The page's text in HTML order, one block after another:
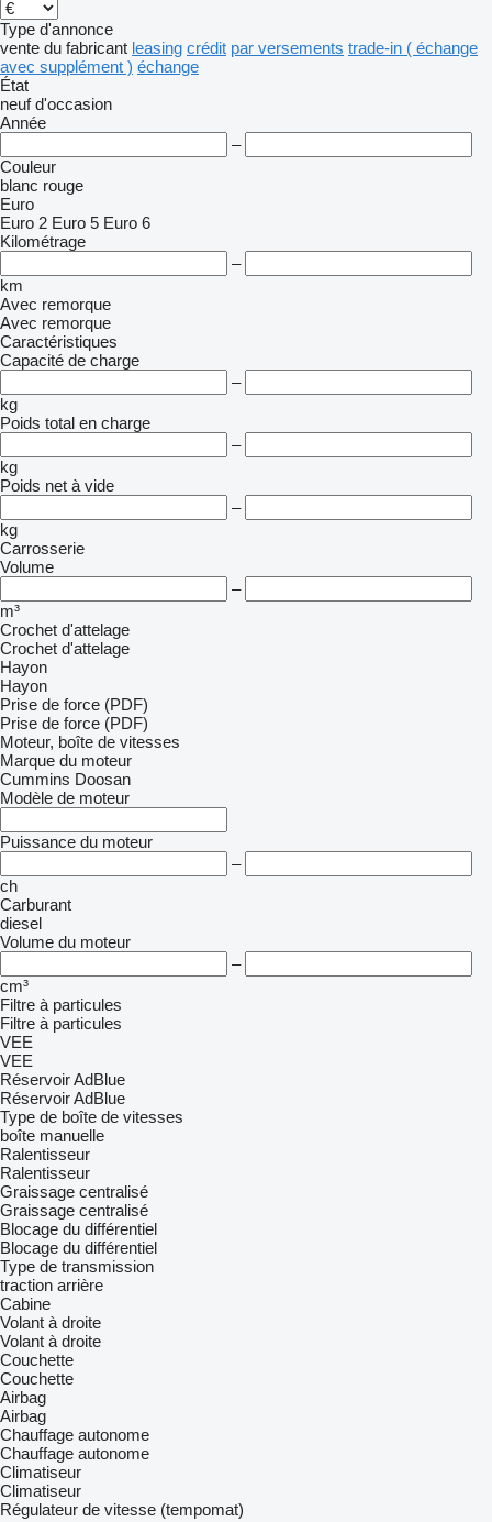
Type d'annonce
vente du fabricant leasing crédit par versements trade-in ( échange
avec supplément ) échange
État
neuf d'occasion
Année
–
Couleur
blanc rouge
Euro
Euro 2 Euro 5 Euro 6
Kilométrage
–
km
Avec remorque
Avec remorque
Caractéristiques
Capacité de charge
–
kg
Poids total en charge
–
kg
Poids net à vide
–
kg
Carrosserie
Volume
–
m³
Crochet d'attelage
Crochet d'attelage
Hayon
Hayon
Prise de force (PDF)
Prise de force (PDF)
Moteur, boîte de vitesses
Marque du moteur
Cummins Doosan
Modèle de moteur
Puissance du moteur
–
ch
Carburant
diesel
Volume du moteur
–
cm³
Filtre à particules
Filtre à particules
VEE
VEE
Réservoir AdBlue
Réservoir AdBlue
Type de boîte de vitesses
boîte manuelle
Ralentisseur
Ralentisseur
Graissage centralisé
Graissage centralisé
Blocage du différentiel
Blocage du différentiel
Type de transmission
traction arrière
Cabine
Volant à droite
Volant à droite
Couchette
Couchette
Airbag
Airbag
Chauffage autonome
Chauffage autonome
Climatiseur
Climatiseur
Régulateur de vitesse (tempomat)